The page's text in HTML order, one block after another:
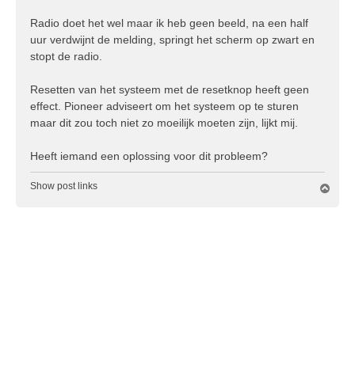
t
Radio doet het wel maar ik heb geen beeld, na een half
uur verdwijnt de melding, springt het scherm op zwart en
stopt de radio.
Resetten van het systeem met de resetknop heeft geen
effect. Pioneer adviseert om het systeem op te sturen
maar dit zou toch niet zo moeilijk moeten zijn, lijkt mij.
Heeft iemand een oplossing voor dit probleem?
Show post links